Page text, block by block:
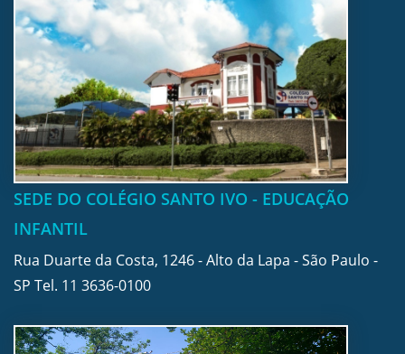
SEDE DO COLÉGIO SANTO IVO - EDUCAÇÃO
INFANTIL
Rua Duarte da Costa, 1246 - Alto da Lapa - São Paulo -
SP Tel. 11 3636-0100